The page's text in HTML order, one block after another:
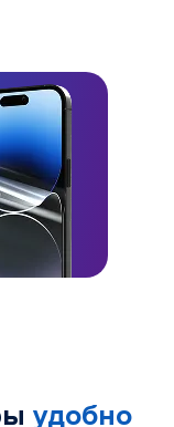
удобно